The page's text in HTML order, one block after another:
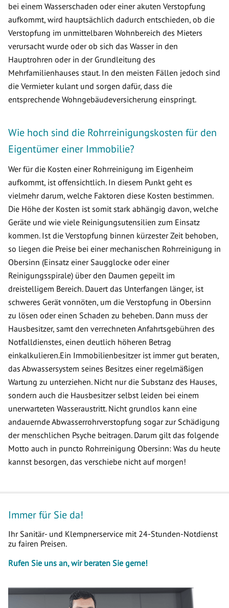
bei einem Wasserschaden oder einer akuten Verstopfung
aufkommt, wird hauptsächlich dadurch entschieden, ob die
Verstopfung im unmittelbaren Wohnbereich des Mieters
verursacht wurde oder ob sich das Wasser in den
Hauptrohren oder in der Grundleitung des
Mehrfamilienhauses staut. In den meisten Fällen jedoch sind
die Vermieter kulant und sorgen dafür, dass die
entsprechende Wohngebäudeversicherung einspringt.
Wie hoch sind die Rohrreinigungskosten für den
Eigentümer einer Immobilie?
Wer für die Kosten einer Rohrreinigung im Eigenheim
aufkommt, ist offensichtlich. In diesem Punkt geht es
vielmehr darum, welche Faktoren diese Kosten bestimmen.
Die Höhe der Kosten ist somit stark abhängig davon, welche
Geräte und wie viele Reinigungsutensilien zum Einsatz
kommen. Ist die Verstopfung binnen kürzester Zeit behoben,
so liegen die Preise bei einer mechanischen Rohrreinigung in
Obersinn (Einsatz einer Saugglocke oder einer
Reinigungsspirale) über den Daumen gepeilt im
dreistelligem Bereich. Dauert das Unterfangen länger, ist
schweres Gerät vonnöten, um die Verstopfung in Obersinn
zu lösen oder einen Schaden zu beheben. Dann muss der
Hausbesitzer, samt den verrechneten Anfahrtsgebühren des
Notfalldienstes, einen deutlich höheren Betrag
einkalkulieren.Ein Immobilienbesitzer ist immer gut beraten,
das Abwassersystem seines Besitzes einer regelmäßigen
Wartung zu unterziehen. Nicht nur die Substanz des Hauses,
sondern auch die Hausbesitzer selbst leiden bei einem
unerwarteten Wasseraustritt. Nicht grundlos kann eine
andauernde Abwasserrohrverstopfung sogar zur Schädigung
der menschlichen Psyche beitragen. Darum gilt das folgende
Motto auch in puncto Rohrreinigung Obersinn: Was du heute
kannst besorgen, das verschiebe nicht auf morgen!
Immer für Sie da!
Ihr Sanitär- und Klempnerservice mit 24-Stunden-Notdienst
zu fairen Preisen.
Rufen Sie uns an, wir beraten Sie gerne!